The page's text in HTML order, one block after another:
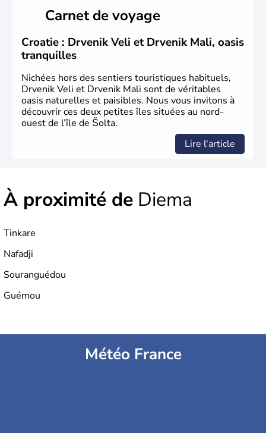
Carnet de voyage
Croatie : Drvenik Veli et Drvenik Mali, oasis
tranquilles
Nichées hors des sentiers touristiques habituels,
Drvenik Veli et Drvenik Mali sont de véritables
oasis naturelles et paisibles. Nous vous invitons à
découvrir ces deux petites îles situées au nord-
ouest de l’île de Šolta.
Lire l'article
À proximité de Diema
Tinkare
Nafadji
Souranguédou
Guémou
Météo France